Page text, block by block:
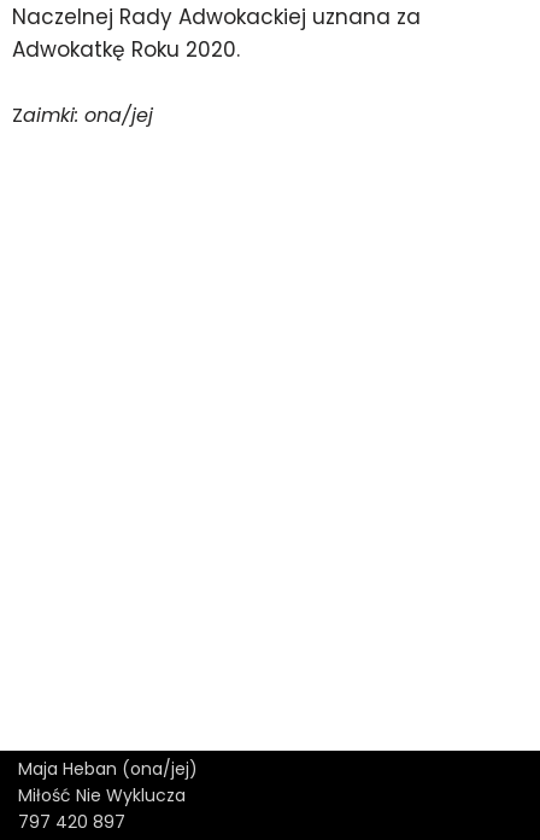
Naczelnej Rady Adwokackiej uznana za
Adwokatkę Roku 2020.
Zaimki: ona/jej
Maja Heban (ona/jej)
Miłość Nie Wyklucza
797 420 897